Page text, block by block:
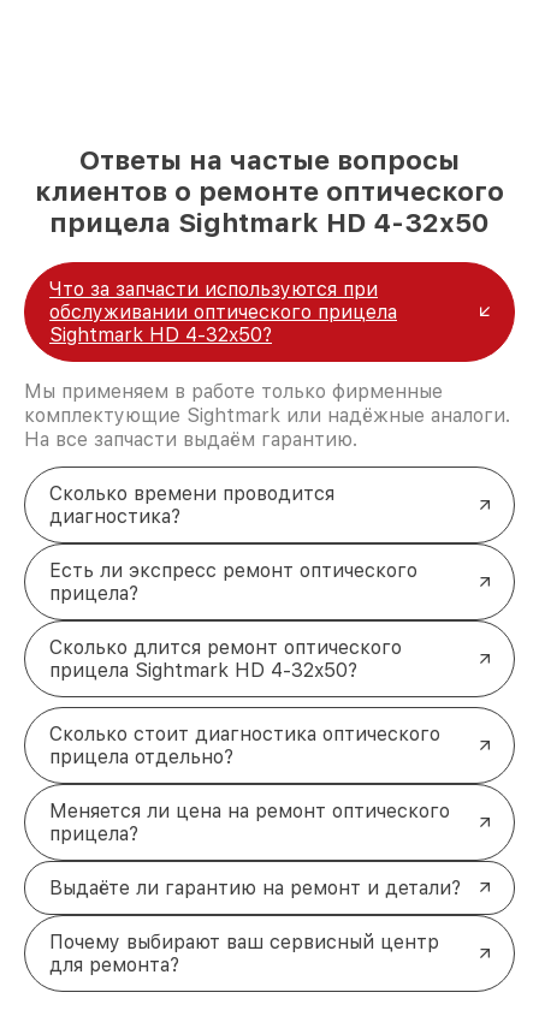
Ответы на частые вопросы
клиентов о ремонте оптического
прицела Sightmark HD 4-32x50
Что за запчасти используются при
обслуживании оптического прицела
Sightmark HD 4-32x50?
Мы применяем в работе только фирменные
комплектующие Sightmark или надёжные аналоги.
На все запчасти выдаём гарантию.
Сколько времени проводится
диагностика?
Есть ли экспресс ремонт оптического
прицела?
Сколько длится ремонт оптического
прицела Sightmark HD 4-32x50?
Сколько стоит диагностика оптического
прицела отдельно?
Меняется ли цена на ремонт оптического
прицела?
Выдаёте ли гарантию на ремонт и детали?
Почему выбирают ваш сервисный центр
для ремонта?